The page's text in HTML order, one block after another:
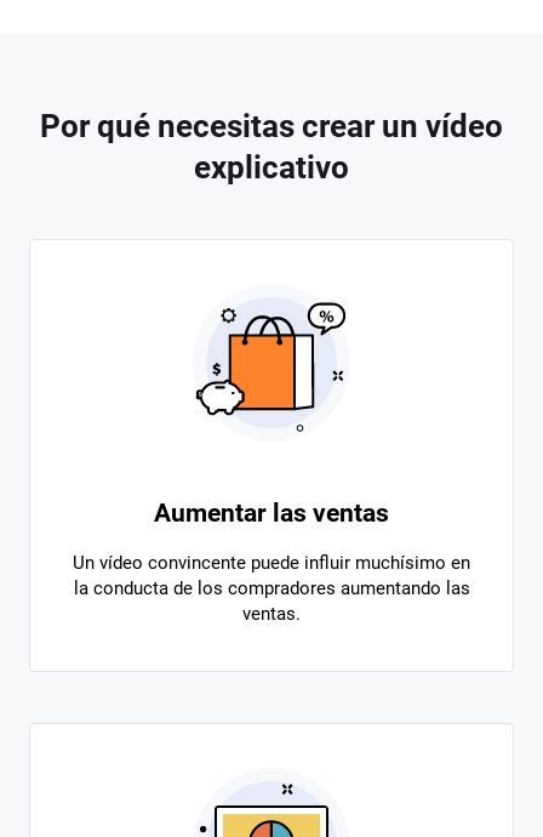
Por qué necesitas crear un vídeo
explicativo
Aumentar las ventas
Un vídeo convincente puede influir muchísimo en
la conducta de los compradores aumentando las
ventas.